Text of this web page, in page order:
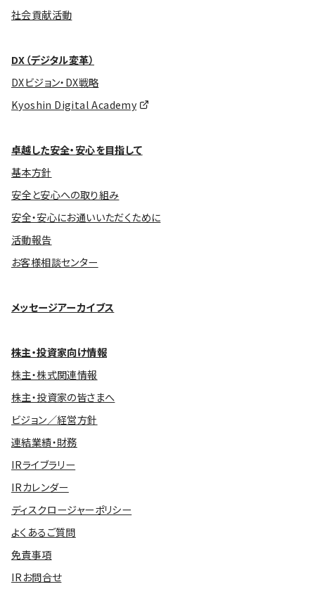
社会貢献活動
DX（デジタル変革）
DXビジョン・DX戦略
Kyoshin Digital Academy
卓越した安全・安心を目指して
基本方針
安全と安心への取り組み
安全・安心にお通いいただくために
活動報告
お客様相談センター
メッセージアーカイブス
株主・投資家向け情報
株主・株式関連情報
株主・投資家の皆さまへ
ビジョン／経営方針
連結業績・財務
IRライブラリー
IRカレンダー
ディスクロージャーポリシー
よくあるご質問
免責事項
IRお問合せ